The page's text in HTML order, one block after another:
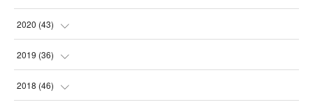
(6
(9
(6
(3
(3
(4
(1
(5
(5
2020 (43)
(5
(8
2019 (36)
(3
2018 (46)